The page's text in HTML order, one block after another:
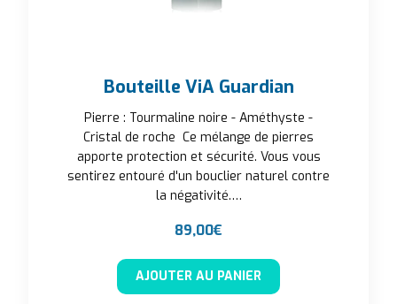
Bouteille ViA Guardian
Pierre : Tourmaline noire - Améthyste -
Cristal de roche Ce mélange de pierres
apporte protection et sécurité. Vous vous
sentirez entouré d'un bouclier naturel contre
la négativité.…
89,00€
AJOUTER AU PANIER